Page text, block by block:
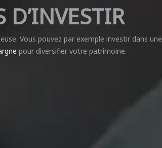
D’INVESTIR
Vous pouvez par exemple investir dans une
pour diversifier votre patrimoine.